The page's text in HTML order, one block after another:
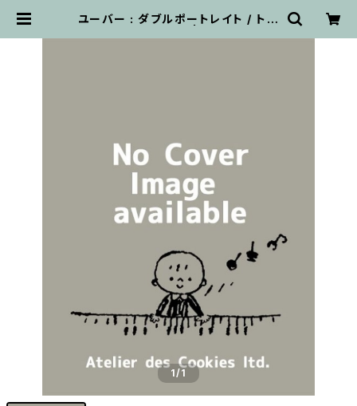
ユーバー : ダブルポートレイト / トロ
1/1